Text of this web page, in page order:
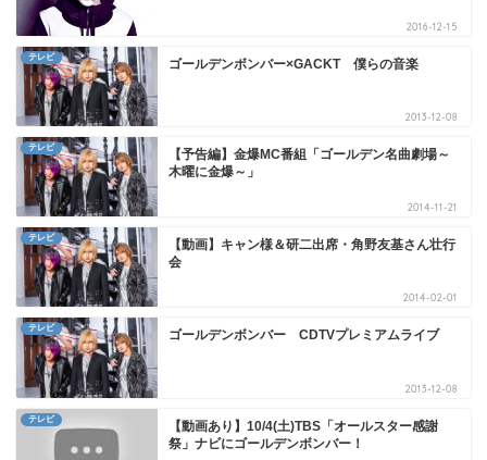
2016-12-15
テレビ ゴールデンボンバー×GACKT 僕らの音楽
2013-12-08
テレビ
【予告編】金爆MC番組「ゴールデン名曲劇場～
木曜に金爆～」
2014-11-21
テレビ
【動画】キャン様＆研二出席・角野友基さん壮行
会
2014-02-01
テレビ ゴールデンボンバー CDTVプレミアムライブ
2013-12-08
テレビ
【動画あり】10/4(土)TBS「オールスター感謝
祭」ナビにゴールデンボンバー！